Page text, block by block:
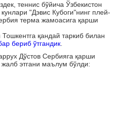
теннис бўйича Ўзбекистон
"Дэвис Кубоги"нинг плей-
терма жамоасига қарши
қандай таркиб билан
бериб ўтгандик
Дўстов Сербияга қарши
жалб этгани маълум бўлди: